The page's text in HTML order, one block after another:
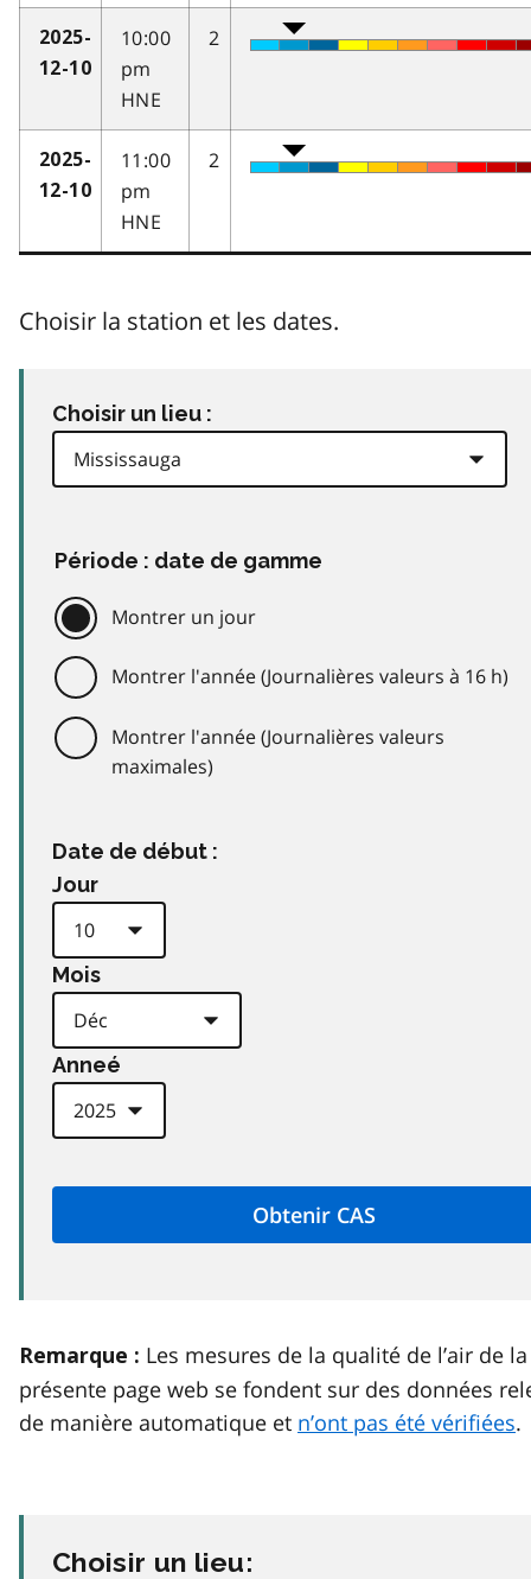
2025-
12-10
10:00
pm
HNE
2
2025-
12-10
11:00
pm
HNE
2
Choisir la station et les dates.
Choisir un lieu :
Période : date de gamme
Montrer un jour
Montrer l'année (Journalières valeurs à 16 h)
Montrer l'année (Journalières valeurs
maximales)
Date de début :
Jour
Mois
Anneé
Remarque : Les mesures de la qualité de l’air de la
présente page web se fondent sur des données
de manière automatique et n’ont pas été vérifiées.
Choisir un lieu: